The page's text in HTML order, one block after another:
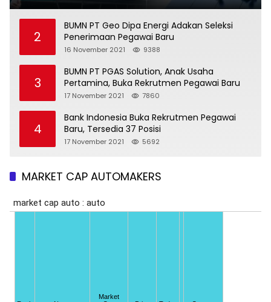
2
BUMN PT Geo Dipa Energi Adakan Seleksi
Penerimaan Pegawai Baru
16 November 2021 9388
3
BUMN PT PGAS Solution, Anak Usaha
Pertamina, Buka Rekrutmen Pegawai Baru
17 November 2021 7860
4
Bank Indonesia Buka Rekrutmen Pegawai
Baru, Tersedia 37 Posisi
17 November 2021 5692
MARKET CAP AUTOMAKERS